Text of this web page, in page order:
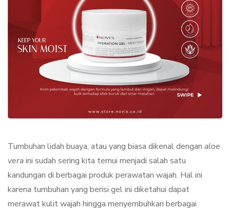
Tumbuhan lidah buaya, atau yang biasa dikenal dengan aloe
veraini sudah sering kita temui menjadi salah satu
kandungan di berbagai produk perawatan wajah. Hal ini
karena tumbuhan yang berisi gel ini diketahui dapat
merawat kulit wajah hingga menyembuhkan berbagai